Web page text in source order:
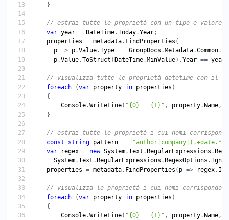
// estrai tutte le proprietà con un tipo e valore
var year = DateTime .Today .Year
properties = metadata . FindProperties
p => p .Value .Type == GroupDocs . Metadata .Common .
p .Value .ToStruct ( DateTime . MinValue).Year == year
// visualizza tutte le proprietà datetime con il
foreach (var property in properties
Console .WriteLine( "{0} = {1}" , property . Name,
// estrai tutte le proprietà i cui nomi
const
string pattern =
var
regex = new System .Text . RegularExpressions .
System .Text . RegularExpressions . RegexOptions .
properties = metadata . FindProperties ( p => regex .
// visualizza le proprietà i cui nomi corrispondono
foreach (var property in properties
Console .WriteLine( "{0} = {1}" , property . Name,